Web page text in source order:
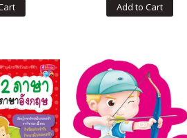
Add to Cart